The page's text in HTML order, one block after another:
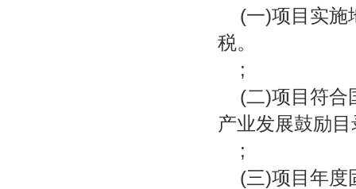
(一)项目实施
税。
;
(二)项目符合
产业发展鼓励
;
(三)项目年度